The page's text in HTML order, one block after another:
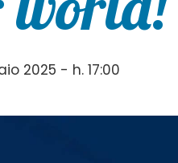
2025 - h. 17:00